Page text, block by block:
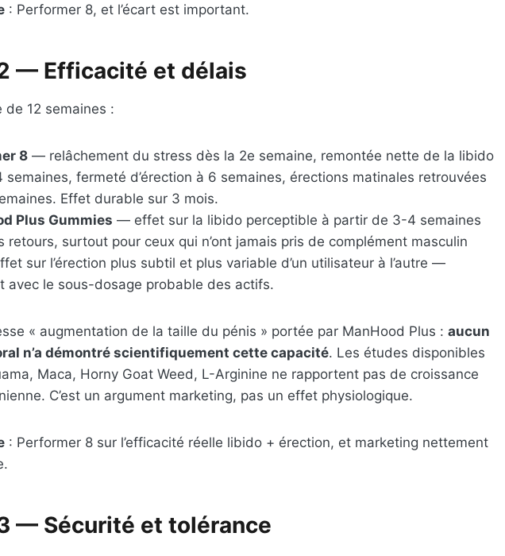
: Performer 8, et l’écart est important.
— Efficacité et délais
de 12 semaines :
8 — relâchement du stress dès la 2e semaine, remontée nette de la libido
semaines, fermeté d’érection à 6 semaines, érections matinales retrouvées
Effet durable sur 3 mois.
Plus Gummies — effet sur la libido perceptible à partir de 3-4 semaines
retours, surtout pour ceux qui n’ont jamais pris de complément masculin
sur l’érection plus subtil et plus variable d’un utilisateur à l’autre —
avec le sous-dosage probable des actifs.
« augmentation de la taille du pénis » portée par ManHood Plus : aucun
n’a démontré scientifiquement cette capacité. Les études disponibles
Maca, Horny Goat Weed, L-Arginine ne rapportent pas de croissance
C’est un argument marketing, pas un effet physiologique.
: Performer 8 sur l’efficacité réelle libido + érection, et marketing nettement
— Sécurité et tolérance